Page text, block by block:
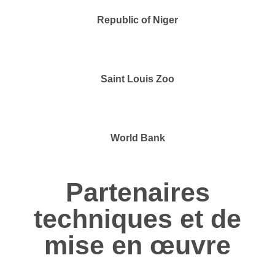
Republic of Niger
Saint Louis Zoo
World Bank
Partenaires
techniques et de
mise en œuvre